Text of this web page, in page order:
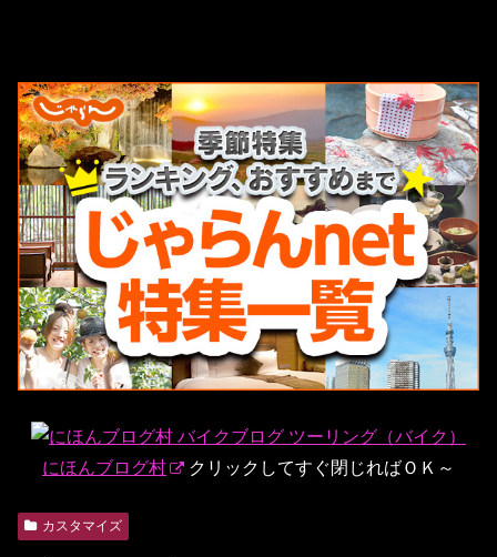
にほんブログ村 クリックしてすぐ閉じればＯＫ～
カスタマイズ